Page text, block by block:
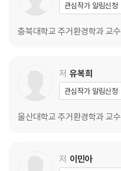
관심작가 알림신청
충북대학교 주거환경학과 교수
저 유복희
관심작가 알림신청
울산대학교 주거환경학과 교수
저 이민아